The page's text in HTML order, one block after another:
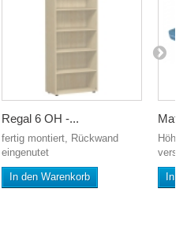
Regal 6 OH -...
fertig montiert, Rückwand
eingenutet
In den Warenkorb
Höhe
In